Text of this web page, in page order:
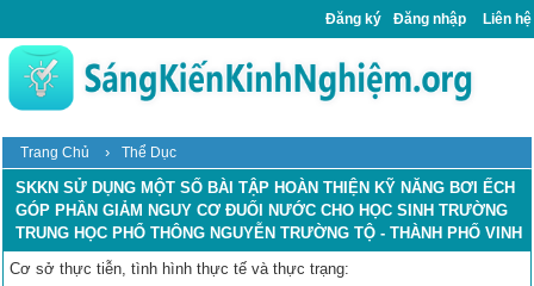
Đăng ký Đăng nhập Liên hệ
Trang Chủ › Thể Dục
SKKN SỬ DỤNG MỘT SỐ BÀI TẬP HOÀN THIỆN KỸ NĂNG BƠI ẾCH
GÓP PHẦN GIẢM NGUY CƠ ĐUỐI NƯỚC CHO HỌC SINH TRƯỜNG
TRUNG HỌC PHỔ THÔNG NGUYỄN TRƯỜNG TỘ - THÀNH PHỐ VINH
Cơ sở thực tiễn, tình hình thực tế và thực trạng: